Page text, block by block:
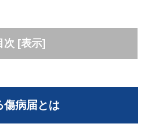
次 [表示]
傷病届とは